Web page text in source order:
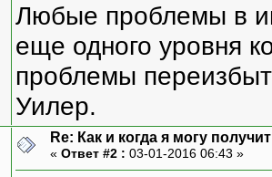
Любые проблемы в
еще одного уровня
проблемы
Уилер.
Re: Как и когда я могу
« Ответ #2 : 03-01-2016 06:43 »